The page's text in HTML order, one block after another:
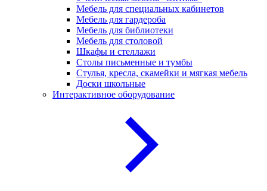
Мебель для специальных кабинетов
Мебель для гардероба
Мебель для библиотеки
Мебель для столовой
Шкафы и стеллажи
Столы письменные и тумбы
Стулья, кресла, скамейки и мягкая мебель
Доски школьные
Интерактивное оборудование